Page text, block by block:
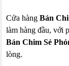
Cửa hàngBán
làm hàng đầu, với
Bán Chim Sẻ
lòng.